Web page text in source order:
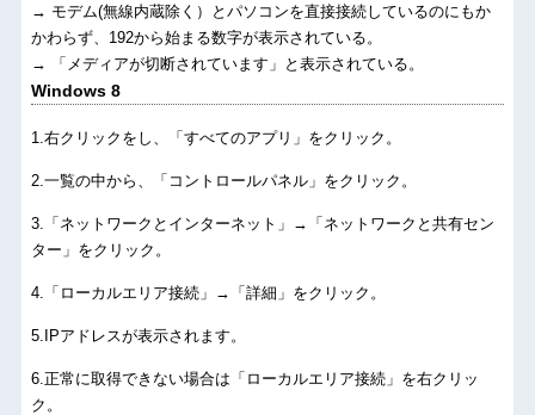
→ モデム(無線内蔵除く）とパソコンを直接接続しているのにもか
かわらず、192から始まる数字が表示されている。
→ 「メディアが切断されています」と表示されている。
Windows 8
.右クリックをし、「すべてのアプリ」をクリック。
.一覧の中から、「コントロールパネル」をクリック。
.「ネットワークとインターネット」→「ネットワークと共有セン
ター」をクリック。
.「ローカルエリア接続」→「詳細」をクリック。
.IPアドレスが表示されます。
.正常に取得できない場合は「ローカルエリア接続」を右クリッ
ク。